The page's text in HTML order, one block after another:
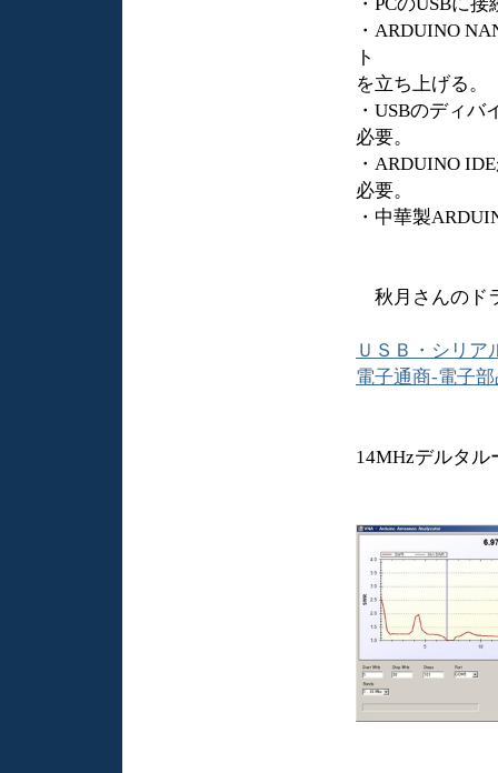
・ARDUINO
ト
を立ち上げる。
・USBのディ
必要。
・ARDUINO
必要。
・中華製
秋月さんのド
ＵＳＢ・シリ
電子通商-電子
14MHzデルタル